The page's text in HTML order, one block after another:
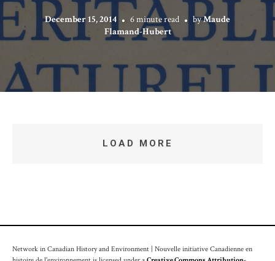
December 15, 2014 6 minute read byMaude
Flamand-Hubert
LOAD MORE
Network in Canadian History and Environment | Nouvelle initiative Canadienne en